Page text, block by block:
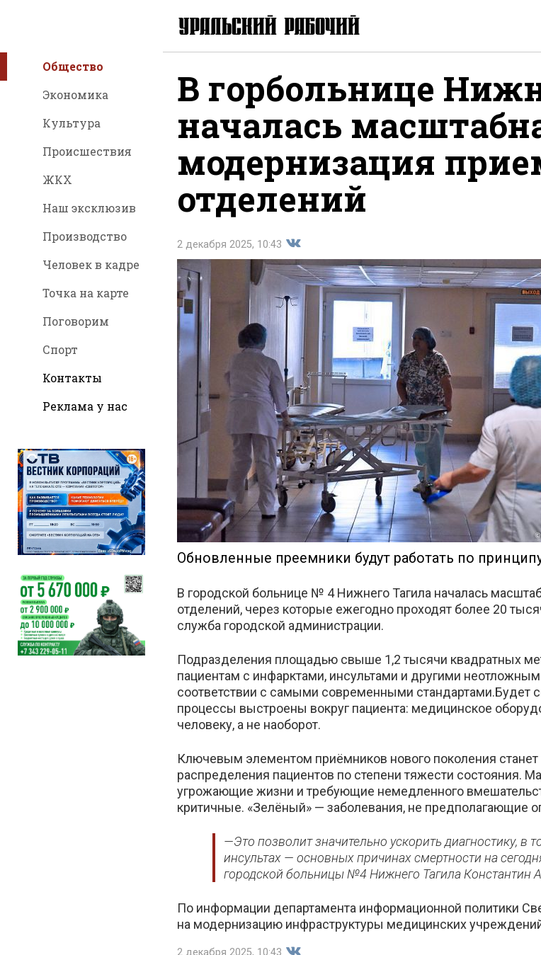
Общество
Экономика
Культура
Происшествия
ЖКХ
Наш эксклюзив
Производство
Человек в кадре
Точка на карте
Поговорим
Спорт
Контакты
Реклама у нас
В горбольнице
началась
модернизация
отделений
2 декабря 2025, 10:43
Поделиться
во
Вконтакте
Обновленные преемники будут работать по
В городской больнице № 4 Нижнего Тагила началась
отделений, через которые ежегодно проходят более 20
служба городской администрации.
Подразделения площадью свыше 1,2 тысячи квадратных
пациентам с инфарктами, инсультами и другими
соответствии с самыми современными стандартами.Будет
процессы выстроены вокруг пациента: медицинское
человеку, а не наоборот.
Ключевым элементом приёмников нового поколения
распределения пациентов по степени тяжести состояния.
угрожающие жизни и требующие немедленного
критичные. «Зелёный» — заболевания, не предполагающие
—Это позволит значительно ускорить диагностику, в
инсультах — основных причинах смертности на
городской больницы №4 Нижнего Тагила Константин
По информации департамента информационной политики
на модернизацию инфраструктуры медицинских